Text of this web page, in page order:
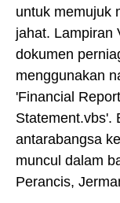
untuk memujuk
jahat. Lampiran
dokumen
menggunakan
'Financial
Statement.vbs'.
antarabangsa
muncul dalam
Perancis,